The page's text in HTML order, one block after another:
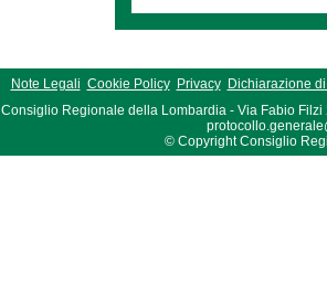
Note Legali Cookie Policy Privacy
Dichiarazione
Consiglio Regionale della Lombardia - Via Fabio Filzi
© Copyright Consiglio